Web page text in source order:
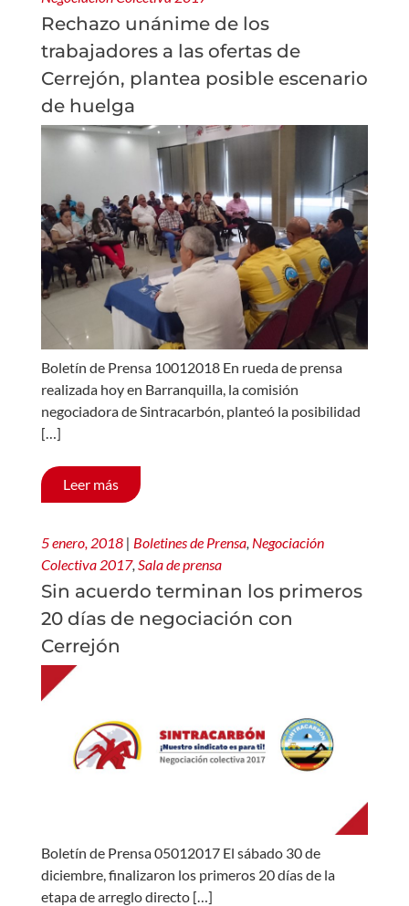
Rechazo unánime de los
trabajadores a las ofertas de
Cerrejón, plantea posible escenario
de huelga
Boletín de Prensa 10012018 En rueda de prensa
realizada hoy en Barranquilla, la comisión
negociadora de Sintracarbón, planteó la posibilidad
[…]
Leer más
5 enero, 2018 | Boletines de Prensa Negociación
Colectiva 2017, Sala de prensa
Sin acuerdo terminan los primeros
20 días de negociación con
Cerrejón
Boletín de Prensa 05012017 El sábado 30 de
diciembre, finalizaron los primeros 20 días de la
etapa de arreglo directo […]